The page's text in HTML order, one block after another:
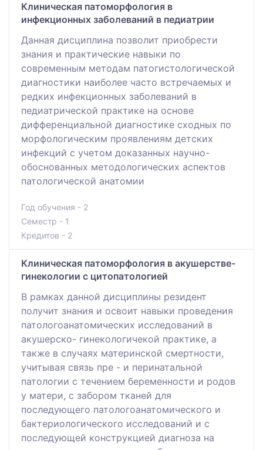
Клиническая патоморфология в
инфекционных заболеваний в педиатрии
Данная дисциплина позволит приобрести
знания и практические навыки по
современным методам патогистологической
диагностики наиболее часто встречаемых и
редких инфекционных заболеваний в
педиатрической практике на основе
дифференциальной диагностике сходных по
морфологическим проявлениям детских
инфекций с учетом доказанных научно-
обоснованных методологических аспектов
патологической анатомии
Год обучения - 2
Семестр - 1
Кредитов - 2
Клиническая патоморфология в акушерстве-
гинекологии с цитопатологией
В рамках данной дисциплины резидент
получит знания и освоит навыки проведения
патологоанатомических исследований в
акушерско- гинекологичекой практике, а
также в случаях материнской смертности,
учитывая связь пре - и перинатальной
патологии с течением беременности и родов
у матери, с забором тканей для
последующего патологоанатомического и
бактериологического исследований и с
последующей конструкцией диагноза на